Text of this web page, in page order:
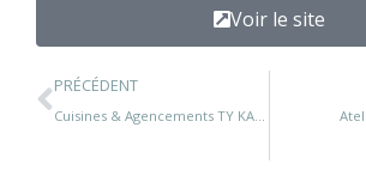
Voir le site
PRÉCÉDENT
Cuisines & Agencements TY KAZH